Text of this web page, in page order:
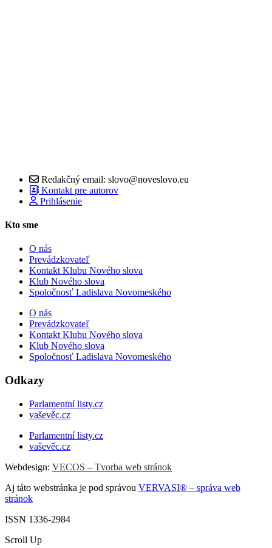
Redakčný email: slovo@noveslovo.eu
Kontakt pre autorov
Prihlásenie
Kto sme
O nás
Prevádzkovateľ
Kontakt Klubu Nového slova
Klub Nového slova
Spoločnosť Ladislava Novomeského
O nás
Prevádzkovateľ
Kontakt Klubu Nového slova
Klub Nového slova
Spoločnosť Ladislava Novomeského
Odkazy
Parlamentní listy.cz
vaševěc.cz
Parlamentní listy.cz
vaševěc.cz
Webdesign: VECOS – Tvorba web stránok
Aj táto webstránka je pod správou VERVASI® – správa web
stránok
ISSN 1336-2984
Scroll Up